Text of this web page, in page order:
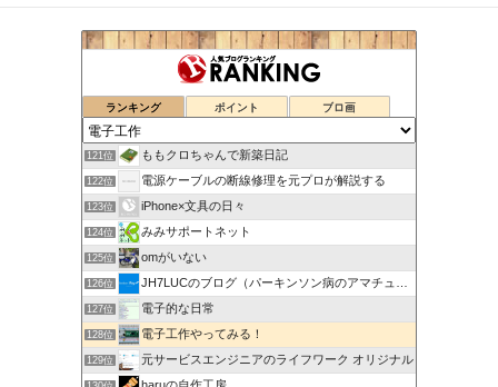
ランキング ポイント ブロ画
121位 ももクロちゃんで新築日記
122位 電源ケーブルの断線修理を元プロが解説する
123位 iPhone×文具の日々
124位 みみサポートネット
125位 omがいない
126位 JH7LUCのブログ（パーキンソン病のアマチュア無線奮闘記）
127位 電子的な日常
128位 電子工作やってみる！
129位 元サービスエンジニアのライフワーク オリジナル